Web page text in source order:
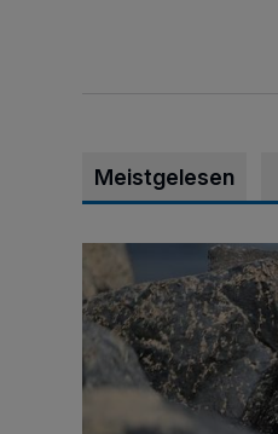
Meistgelesen
Verdächtiger Fund